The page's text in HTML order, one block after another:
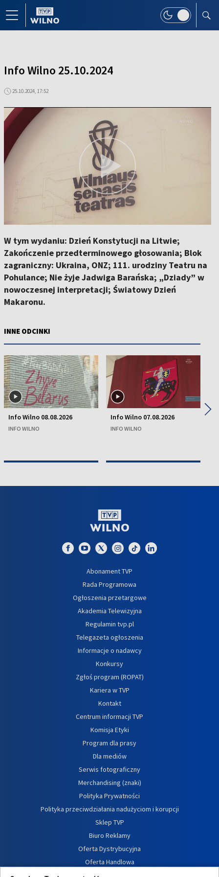
Info Wilno 25.10.2024
25.10.2024, 17:52
W tym wydaniu: Dzień Konstytucji na Litwie;
Zakończenie przedterminowego głosowania; Blok
zagraniczny: Ukraina, ONZ; 111. urodziny Teatru na
Pohulance; Nie żyje Jadwiga Barańska; „Dziady” w
nowoczesnej interpretacji; Światowy Dzień
Makaronu.
INNE ODCINKI
Info Wilno 08.08.2026
INFO WILNO
Info Wilno 07.08.2026
INFO WILNO
▶
Abonament TVP
Rada Programowa
Ogłoszenia przetargowe
Akademia Telewizyjna
Regulamin tvp.pl
Telegazeta ogłoszenia
Informacje o nadawcy
Konkursy
Zgłoś program (ROPAT)
Kariera w TVP
Kontakt
Centrum informacji TVP
Komisja Etyki
Program dla prasy
Dla mediów
Serwis fotograficzny
Merchandising (znaki)
Polityka Prywatności
Polityka przeciwdziałania nadużyciom i korupcji
Sklep TVP
Biuro Reklamy
Oferta Dystrybucyjna
Oferta Handlowa
Dostępność